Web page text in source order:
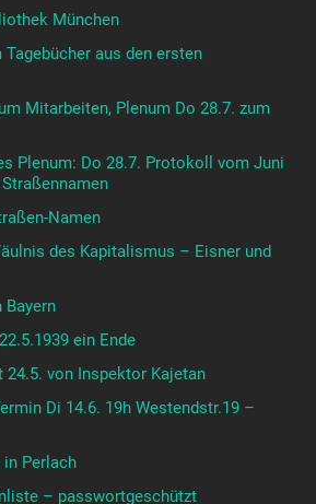
München
aus den ersten
Mitarbeiten, Plenum Do 28.7. zum
Plenum: Do 28.7. Protokoll vom Juni
Namen
des Kapitalismus – Eisner und
Bayern
ein Ende
24.5. von Inspektor Kajetan
Di 14.6. 19h Westendstr.19 –
Perlach
– passwortgeschützt